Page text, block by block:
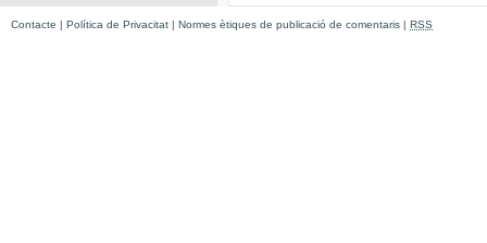
Contacte | Política de Privacitat | Normes ètiques de publicació de comentaris | RSS